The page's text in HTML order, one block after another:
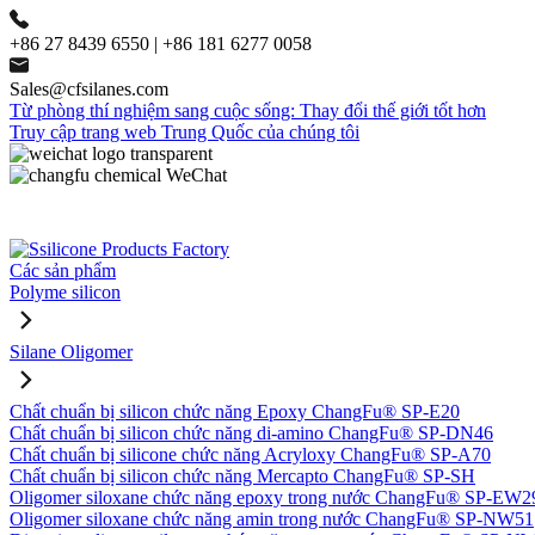
+86 27 8439 6550 | +86 181 6277 0058
Sales@cfsilanes.com
Từ phòng thí nghiệm sang cuộc sống: Thay đổi thế giới tốt hơn
Truy cập trang web Trung Quốc của chúng tôi
Các sản phẩm
Polyme silicon
Silane Oligomer
Chất chuẩn bị silicon chức năng Epoxy ChangFu® SP-E20
Chất chuẩn bị silicon chức năng di-amino ChangFu® SP-DN46
Chất chuẩn bị silicone chức năng Acryloxy ChangFu® SP-A70
Chất chuẩn bị silicon chức năng Mercapto ChangFu® SP-SH
Oligomer siloxane chức năng epoxy trong nước ChangFu® SP-
Oligomer siloxane chức năng amin trong nước ChangFu® SP-NW51